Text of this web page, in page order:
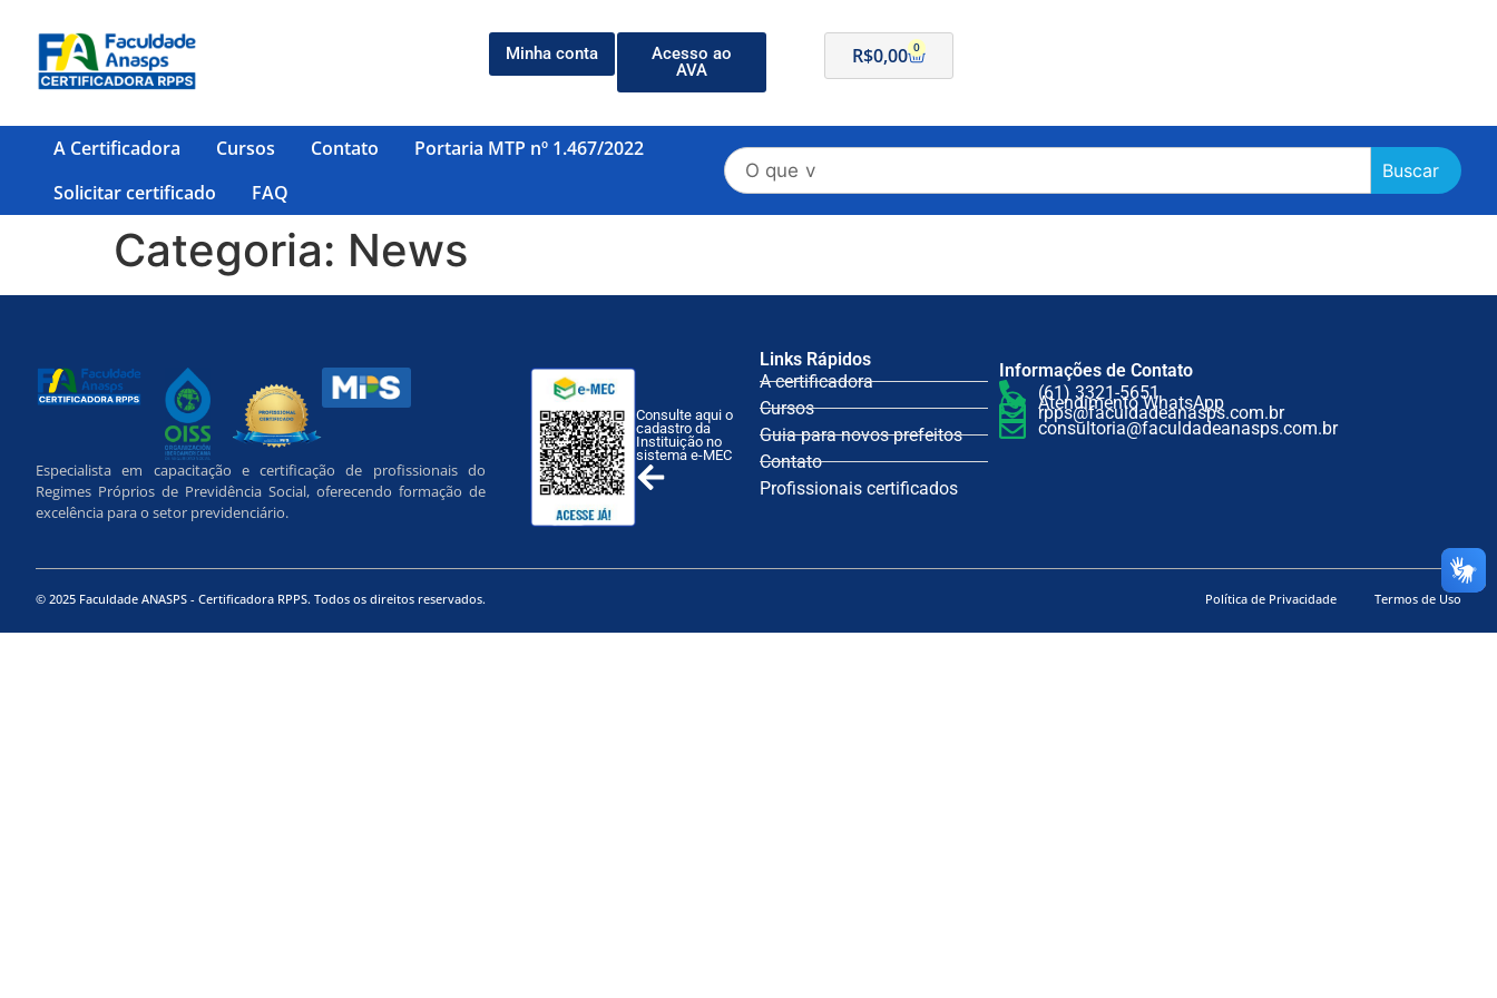
Minha conta
Acesso ao
AVA
R$0,00 0
A Certificadora Cursos Contato
Portaria MTP nº 1.467/2022
Solicitar certificado
FAQ
Buscar
Categoria: News
Especialista em capacitação e certificação de profissionais do
Regimes Próprios de Previdência Social, oferecendo formação de
excelência para o setor previdenciário.
Consulte aqui o
cadastro da
Instituição no
sistema e-MEC
Links Rápidos
A certificadora
Cursos
Guia para novos prefeitos
Contato
Profissionais certificados
Informações de Contato
(61) 3321-5651
Atendimento WhatsApp
rpps@faculdadeanasps.com.br
consultoria@faculdadeanasps.com.br
© 2025 Faculdade ANASPS - Certificadora RPPS. Todos os direitos reservados. Política de Privacidade Termos de Uso